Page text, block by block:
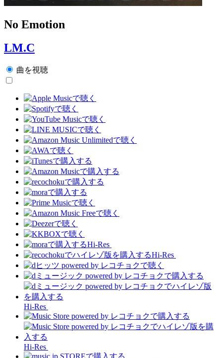
No Emotion
LM.C
曲を視聴
Hi-Res
Hi-Res
Hi-Res
Hi-Res